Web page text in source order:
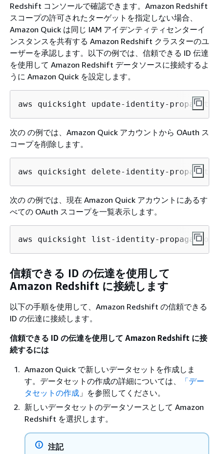
Redshift コンソールで確認できます。Amazon Redshift
スコープの許可されたターゲットを指定しない場合、
Amazon Quick は同じ IAM アイデンティティセンターイ
ンスタンスを共有する Amazon Redshift クラスターのユ
ーザーを承認します。以下の例では、信頼できる ID 伝達
を使用して Amazon Redshift データソースに接続するよ
うに Amazon Quick を設定します。
aws quicksight update-identity-
次の の例では、Amazon Quick アカウントから OAuth ス
コープを削除します。
aws quicksight delete-identity-
次の の例では、現在 Amazon Quick アカウントにあるす
べての OAuth スコープを一覧表示します。
aws quicksight list-identity-
信頼できる ID の伝達を使用して
Amazon Redshift に接続します
以下の手順を使用して、Amazon Redshift の信頼できる
ID の伝達に接続します。
信頼できる ID の伝達を使用して Amazon Redshift に接
続するには
Amazon Quick で新しいデータセットを作成しま
す。データセットの作成の詳細については、
「デー
タセットの作成 」を参照してください。
新しいデータセットのデータソースとして Amazon
Redshift を選択します。
注記